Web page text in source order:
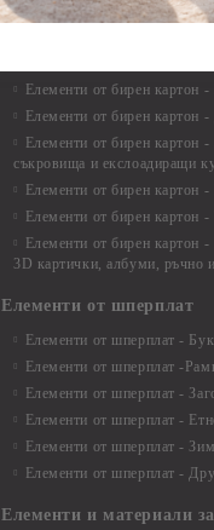
Елементи от бирен картон
Елементи от бирен картон
Елементи от бирен картон
Елементи от бирен картон
съкровища и екслоадиращи
Елементи от бирен картон
Елементи от бирен картон
Елементи от бирен картон
3D картички, албуми, ръчно
Елементи от шперплат
Елементи от шперплат -
Елементи от шперплат -
Елементи от шперплат -
Елементи от шперплат -
Елементи от шперплат -
Елементи от шперплат -
Елементи и материали